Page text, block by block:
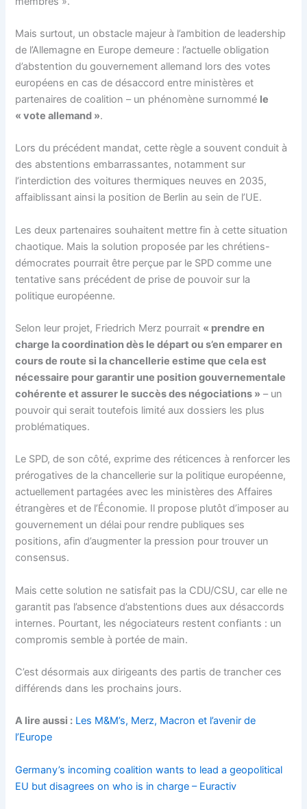
Mais surtout, un obstacle majeur à l’ambition de leadership
de l’Allemagne en Europe demeure : l’actuelle obligation
d’abstention du gouvernement allemand lors des votes
européens en cas de désaccord entre ministères et
partenaires de coalition – un phénomène surnommé le
« vote allemand ».
Lors du précédent mandat, cette règle a souvent conduit à
des abstentions embarrassantes, notamment sur
l’interdiction des voitures thermiques neuves en 2035,
affaiblissant ainsi la position de Berlin au sein de l’UE.
Les deux partenaires souhaitent mettre fin à cette situation
chaotique. Mais la solution proposée par les chrétiens-
démocrates pourrait être perçue par le SPD comme une
tentative sans précédent de prise de pouvoir sur la
politique européenne.
Selon leur projet, Friedrich Merz pourrait « prendre en
charge la coordination dès le départ ou s’en emparer en
cours de route si la chancellerie estime que cela est
nécessaire pour garantir une position gouvernementale
cohérente et assurer le succès des négociations » – un
pouvoir qui serait toutefois limité aux dossiers les plus
problématiques.
Le SPD, de son côté, exprime des réticences à renforcer les
prérogatives de la chancellerie sur la politique européenne,
actuellement partagées avec les ministères des Affaires
étrangères et de l’Économie. Il propose plutôt d’imposer au
gouvernement un délai pour rendre publiques ses
positions, afin d’augmenter la pression pour trouver un
consensus.
Mais cette solution ne satisfait pas la CDU/CSU, car elle ne
garantit pas l’absence d’abstentions dues aux désaccords
internes. Pourtant, les négociateurs restent confiants : un
compromis semble à portée de main.
C’est désormais aux dirigeants des partis de trancher ces
différends dans les prochains jours.
A lire aussi : Les M&M’s, Merz, Macron et l’avenir de
l’Europe
Germany’s incoming coalition wants to lead a geopolitical
EU but disagrees on who is in charge – Euractiv